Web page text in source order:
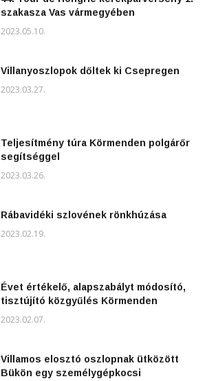
szakasza Vas vármegyében
2023.05.10.
Villanyoszlopok dőltek ki Csepregen
2023.03.27.
Teljesítmény túra Körmenden polgárőr
segítséggel
2023.03.26.
Rábavidéki szlovének rönkhúzása
2023.02.19.
Évet értékelő, alapszabályt módosító,
tisztújító közgyűlés Körmenden
2023.02.07.
Villamos elosztó oszlopnak ütközött
Bükön egy személygépkocsi